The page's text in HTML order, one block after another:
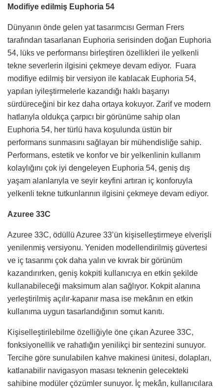
Modifiye edilmiş Euphoria 54
Dünyanın önde gelen yat tasarımcısı German Frers
tarafından tasarlanan Euphoria serisinden doğan Euphoria
54, lüks ve performansı birleştiren özellikleri ile yelkenli
tekne severlerin ilgisini çekmeye devam ediyor. Fuara
modifiye edilmiş bir versiyon ile katılacak Euphoria 54,
yapılan iyileştirmelerle kazandığı haklı başarıyı
sürdüreceğini bir kez daha ortaya kokuyor. Zarif ve modern
hatlarıyla oldukça çarpıcı bir görünüme sahip olan
Euphoria 54, her türlü hava koşulunda üstün bir
performans sunmasını sağlayan bir mühendisliğe sahip.
Performans, estetik ve konfor ve bir yelkenlinin kullanım
kolaylığını çok iyi dengeleyen Euphoria 54, geniş dış
yaşam alanlarıyla ve seyir keyfini artıran iç konforuyla
yelkenli tekne tutkunlarının ilgisini çekmeye devam ediyor.
Azuree 33C
Azuree 33C, ödüllü Azuree 33’ün kişiselleştirmeye elverişli
yenilenmiş versiyonu. Yeniden modellendirilmiş güvertesi
ve iç tasarımı çok daha yalın ve kıvrak bir görünüm
kazandırırken, geniş kokpiti kullanıcıya en etkin şekilde
kullanabileceği maksimum alan sağlıyor. Kokpit alanına
yerleştirilmiş açılır-kapanır masa ise mekânın en etkin
kullanıma uygun tasarlandığının somut kanıtı.
Kişiselleştirilebilme özelliğiyle öne çıkan Azuree 33C,
fonksiyonellik ve rahatlığın yenilikçi bir sentezini sunuyor.
Tercihe göre sunulabilen kahve makinesi ünitesi, dolapları,
katlanabilir navigasyon masası teknenin gelecekteki
sahibine modüler çözümler sunuyor. İç mekân, kullanıcılara